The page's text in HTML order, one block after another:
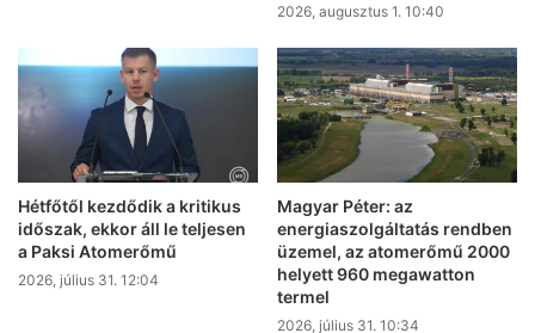
2026, augusztus 1. 10:40
Hétfőtől kezdődik a kritikus
időszak, ekkor áll le teljesen
a Paksi Atomerőmű
2026, július 31. 12:04
Magyar Péter: az
energiaszolgáltatás rendben
üzemel, az atomerőmű 2000
helyett 960 megawatton
termel
2026, július 31. 10:34